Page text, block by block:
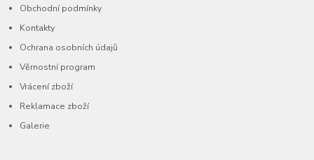
Obchodní podmínky
Kontakty
Ochrana osobních údajů
Věrnostní program
Vrácení zboží
Reklamace zboží
Galerie